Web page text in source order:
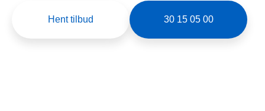
Hent tilbud 30 15 05 00